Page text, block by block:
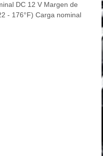
DC 12 V Margen de
- 176°F) Carga nominal